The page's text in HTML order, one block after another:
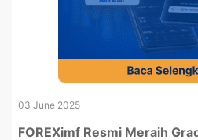
03 June 2025
FOREXimf Resmi Meraih